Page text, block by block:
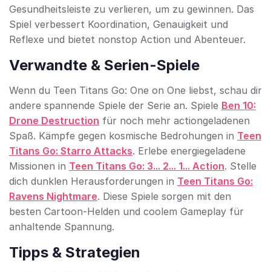
Gesundheitsleiste zu verlieren, um zu gewinnen. Das
Spiel verbessert Koordination, Genauigkeit und
Reflexe und bietet nonstop Action und Abenteuer.
Verwandte & Serien-Spiele
Wenn du Teen Titans Go: One on One liebst, schau dir
andere spannende Spiele der Serie an. Spiele Ben 10:
Drone Destruction für noch mehr actiongeladenen
Spaß. Kämpfe gegen kosmische Bedrohungen in Teen
Titans Go: Starro Attacks. Erlebe energiegeladene
Missionen in Teen Titans Go: 3... 2... 1... Action. Stelle
dich dunklen Herausforderungen in Teen Titans Go:
Ravens Nightmare. Diese Spiele sorgen mit den
besten Cartoon-Helden und coolem Gameplay für
anhaltende Spannung.
Tipps & Strategien